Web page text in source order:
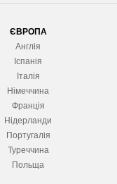
ЄВРОПА
Англія
Іспанія
Італія
Німеччина
Франція
Нідерланди
Португалія
Туреччина
Польща